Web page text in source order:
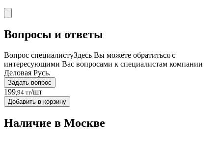
Вопросы и ответы
Вопрос специалистуЗдесь Вы можете обратиться с
интересующими Вас вопросами к специалистам компании
Деловая Русь.
Задать вопрос
199 ,94 тг/шт
Добавить в корзину
Наличие в Москвe